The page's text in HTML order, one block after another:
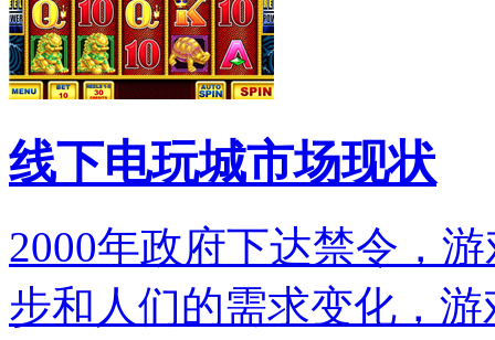
线下电玩城市场现状
2000年政府下达禁令，
步和人们的需求变化，